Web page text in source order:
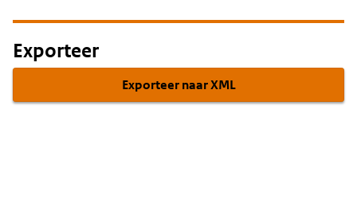
Exporteer
Exporteer naar XML